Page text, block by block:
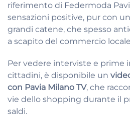
riferimento di Federmoda
sensazioni positive, pur con
grandi catene, che spesso
a scapito del commercio
Per vedere interviste e prime
cittadini, è disponibile un
con Pavia Milano TV, che
vie dello shopping durante il
saldi.